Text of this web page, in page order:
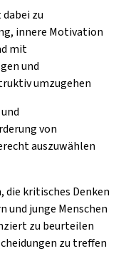
zu
innere Motivation
mit
und
umzugehen
von
auszuwählen
die kritisches Denken
und junge Menschen
zu beurteilen
zu treffen